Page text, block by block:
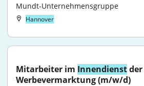
Mundt-Unternehmensgruppe
Hannover
Mitarbeiter im Innendienst der
Werbevermarktung (m/w/d)